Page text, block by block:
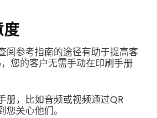
度
阅参考指南的途径有助于提高客
您的客户无需手动在印刷手册
册，比如音频或视频通过QR
关心他们。